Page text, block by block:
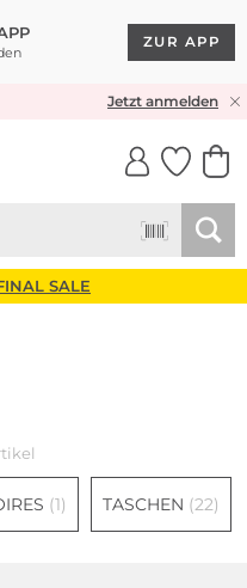
ZUR APP
Jetzt anmelden
SALE
(1) TASCHEN (22)